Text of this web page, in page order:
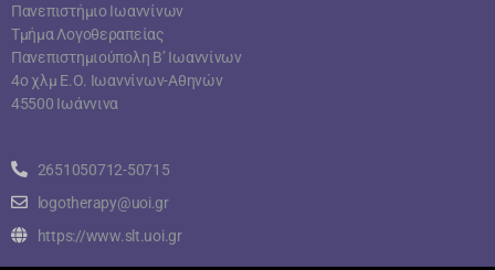
Πανεπιστήμιο Ιωαννίνων
Τμήμα Λογοθεραπείας
Πανεπιστημιούπολη Β’ Ιωαννίνων
4ο χλμ Ε.Ο. Ιωαννίνων-Αθηνών
45500 Ιωάννινα
2651050712-50715
logotherapy@uoi.gr
https://www.slt.uoi.gr